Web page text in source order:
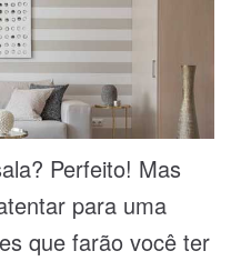
Perfeito! Mas
para uma
que farão você ter